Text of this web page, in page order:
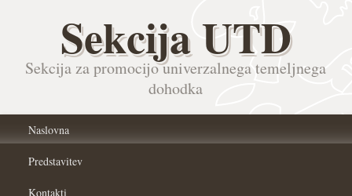
Sekcija UTD
Sekcija za promocijo univerzalnega temeljnega
dohodka
Naslovna
Predstavitev
Kontakti